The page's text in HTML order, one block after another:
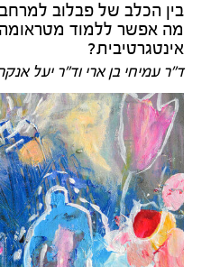
בין הכלב של פבלוב למרחב
מה אפשר ללמוד מטראומה
אינטגרטיבית?
ד"ר עמיחי בן ארי וד"ר יעל